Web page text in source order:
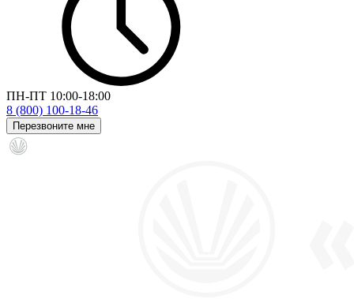
ПН-ПТ 10:00-18:00
8 (800) 100-18-46
Перезвоните мне